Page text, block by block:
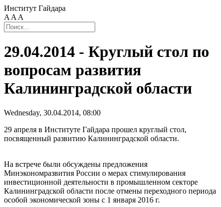
Институт Гайдара
A A A
29.04.2014 - Круглый стол по
вопросам развития
Калининградской области
Wednesday, 30.04.2014, 08:00
29 апреля в Институте Гайдара прошел круглый стол,
посвященный развитию Калининградской области.
На встрече были обсуждены предложения
Минэкономразвития России о мерах стимулирования
инвестиционной деятельности в промышленном секторе
Калининградской области после отмены переходного периода
особой экономической зоны с 1 января 2016 г.